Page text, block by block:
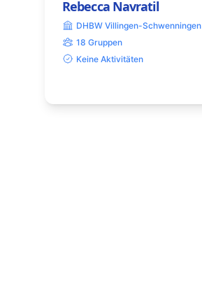
Rebecca Navratil
DHBW Villingen-Schwenningen
18 Gruppen
Keine Aktivitäten